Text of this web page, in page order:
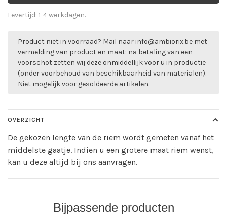
Levertijd: 1-4 werkdagen.
Product niet in voorraad? Mail naarinfo@ambiorix.be met
vermelding van product en maat: na betaling van een
voorschot zetten wij deze onmiddellijk voor u in productie
(onder voorbehoud van beschikbaarheid van materialen).
Niet mogelijk voor gesoldeerde artikelen.
OVERZICHT
De gekozen lengte van de riem wordt gemeten vanaf het
middelste gaatje. Indien u een grotere maat riem wenst,
kan u deze altijd bij ons aanvragen.
Bijpassende producten